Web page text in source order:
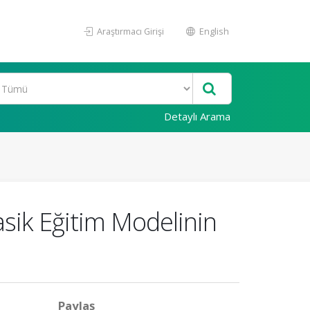
Araştırmacı Girişi English
Detaylı Arama
Eğitim Modelinin
Paylaş